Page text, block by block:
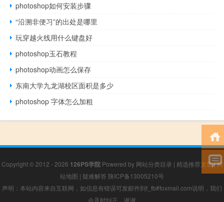
photoshop如何安装步骤
“沿溯非便习”的出处是哪里
玩穿越火线用什么键盘好
photoshop玉石教程
photoshop动画怎么保存
东南大学九龙湖校区面积是多少
photoshop 字体怎么加粗
Copyright © 2012 - 2026 126PS学院Powered by 网站分类目录 | 精选推荐文章|网
站地图 | 疑难解答 陕ICP备13005210号
声明：本站内容来自互联网，如信息有错误可发邮件到f_fb#foxmail.com说明，我们
会及时纠正，谢谢